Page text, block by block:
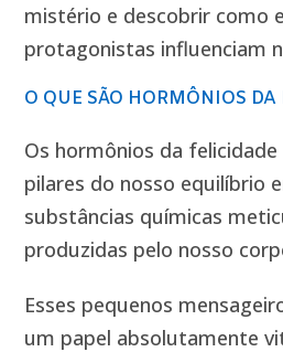
mistério e descobrir como
protagonistas influenciam
O QUE SÃO HORMÔNIOS DA
Os hormônios da
pilares do nosso equilíbrio
substâncias químicas
produzidas pelo nosso
Esses pequenos
um papel absolutamente